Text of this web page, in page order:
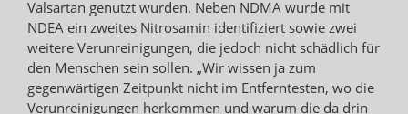
Valsartan genutzt wurden. Neben NDMA wurde mit
NDEA ein zweites Nitrosamin identifiziert sowie zwei
weitere Verunreinigungen, die jedoch nicht schädlich für
den Menschen sein sollen. „Wir wissen ja zum
gegenwärtigen Zeitpunkt nicht im Entferntesten, wo die
Verunreinigungen herkommen und warum die da drin